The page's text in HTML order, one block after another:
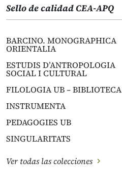
Sello de calidad CEA-APQ
BARCINO. MONOGRAPHICA
ORIENTALIA
ESTUDIS D’ANTROPOLOGIA
SOCIAL I CULTURAL
FILOLOGIA UB – BIBLIOTECA
INSTRUMENTA
PEDAGOGIES UB
SINGULARITATS
Ver todas las colecciones